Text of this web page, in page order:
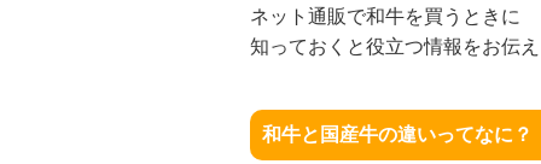
ネット通販で和牛を買うときに
知っておくと役立つ情報をお伝
和牛と国産牛の違いってなに？